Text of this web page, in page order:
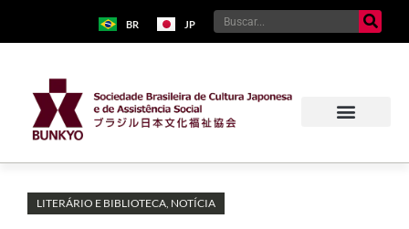
BR JP
LITERÁRIO E BIBLIOTECA NOTÍCIA